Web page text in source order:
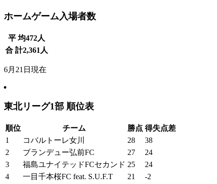
ホームゲーム入場者数
平 均472人
合 計2,361 人
6月21日現在
東北リーグ1部 順位表
順位 チーム 勝点 得失点差
1
コバルトーレ女川 28
38
2
ブランデュー弘前FC 27
24
3
福島ユナイテッドFCセカンド 25
24
4
一目千本桜FC feat. S.U.F.T 21
-2